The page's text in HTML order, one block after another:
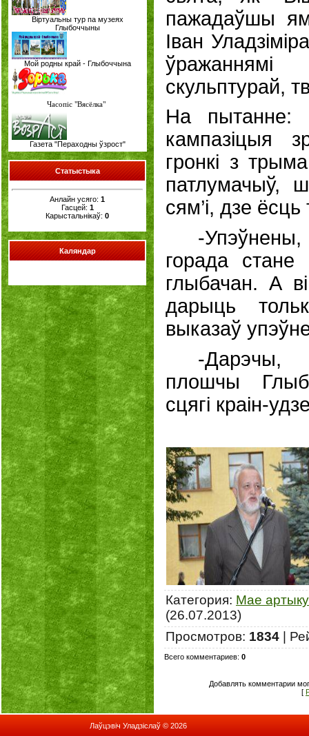
Віртуальны тур па музеях
Глыбоччыны
Мой родны край - Глыбоччына
Часопіс "Вясёлка"
Газета "Пераходны ўзрост"
Cтатыстыка
Анлайн усяго: 1
Гасцей: 1
Карыстальнікаў: 0
Каляндар
пажадаўшы
Іван
скульптурай,
На пытанне:
кампазіцыя
гронкі з
патлумачыў,
сям’і, дзе ёсць
-
горада
глыбачан. А
дарыць
выказаў
-
плошчы
сцягі краін-
Категория: Мае
(26.07.2013)
Просмотров: 1834 |
Всего комментариев: 0
Добавлять комментарии
[
Лаўцэвіч Уладзіслаў © 2026